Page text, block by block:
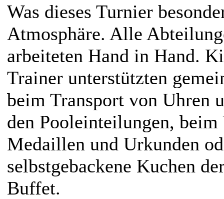
Was dieses Turnier
Atmosphäre. Alle
arbeiteten Hand in Hand.
Trainer unterstützten
beim Transport von Uhren
den Pooleinteilungen,
Medaillen und Urkunden
selbstgebackene Kuchen
Buffet.